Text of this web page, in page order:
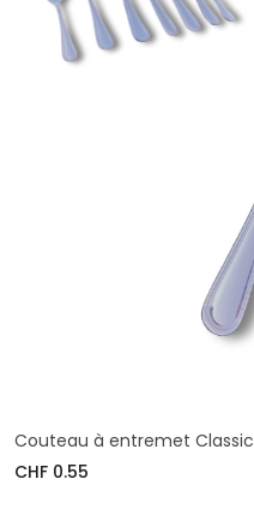
Couteau à entremet Classic
CHF 0.55